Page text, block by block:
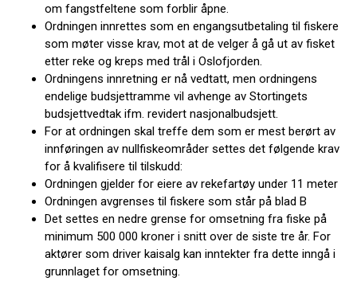
om fangstfeltene som forblir åpne.
Ordningen innrettes som en engangsutbetaling til fiskere
som møter visse krav, mot at de velger å gå ut av fisket
etter reke og kreps med trål i Oslofjorden.
Ordningens innretning er nå vedtatt, men ordningens
endelige budsjettramme vil avhenge av Stortingets
budsjettvedtak ifm. revidert nasjonalbudsjett.
For at ordningen skal treffe dem som er mest berørt av
innføringen av nullfiskeområder settes det følgende krav
for å kvalifisere til tilskudd:
Ordningen gjelder for eiere av rekefartøy under 11 meter
Ordningen avgrenses til fiskere som står på blad B
Det settes en nedre grense for omsetning fra fiske på
minimum 500 000 kroner i snitt over de siste tre år. For
aktører som driver kaisalg kan inntekter fra dette inngå i
grunnlaget for omsetning.